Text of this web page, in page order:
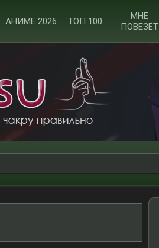
АНИМЕ 2026 ТОП 100
МНЕ
ПОВЕЗЁТ